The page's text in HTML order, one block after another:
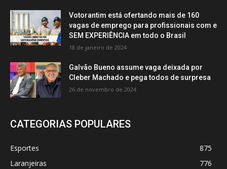
Votorantim está ofertando mais de 160
vagas de emprego para profissionais com e
SEM EXPERIÊNCIA em todo o Brasil
18 de janeiro de 2024
Galvão Bueno assume vaga deixada por
Cleber Machado e pega todos de surpresa
26 de novembro de 2024
CATEGORIAS POPULARES
Esportes
875
Laranjeiras
776